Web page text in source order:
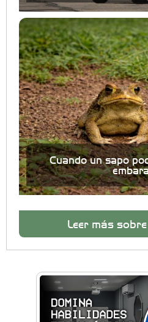
Cuando un sapo
Leer más